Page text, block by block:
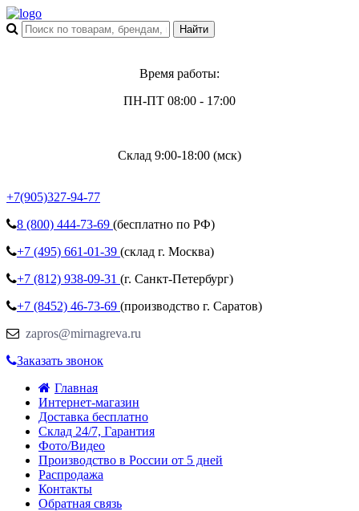
Время работы:
ПН-ПТ 08:00 - 17:00
Склад 9:00-18:00 (мск)
+7(905)327-94-77
8 (800) 444-73-69 (бесплатно по РФ)
+7 (495) 661-01-39 (склад г. Москва)
+7 (812) 938-09-31 (г. Санкт-Петербург)
+7 (8452) 46-73-69 (производство г. Саратов)
zapros@mirnagreva.ru
Заказать звонок
Главная
Интернет-магазин
Доставка бесплатно
Склад 24/7, Гарантия
Фото/Видео
Производство в России от 5 дней
Распродажа
Контакты
Обратная связь